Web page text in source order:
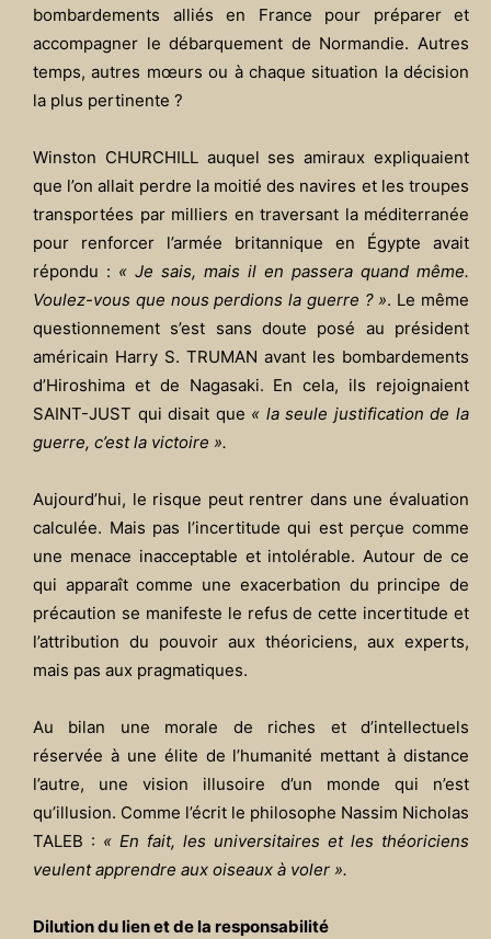
bombardements alliés en France pour préparer et
accompagner le débarquement de Normandie. Autres
temps, autres mœurs ou à chaque situation la décision
la plus pertinente ?
Winston CHURCHILL auquel ses amiraux expliquaient
que l’on allait perdre la moitié des navires et les troupes
transportées par milliers en traversant la méditerranée
pour renforcer l’armée britannique en Égypte avait
répondu : « Je sais, mais il en passera quand même.
Voulez-vous que nous perdions la guerre ? ». Le même
questionnement s’est sans doute posé au président
américain Harry S. TRUMAN avant les bombardements
d’Hiroshima et de Nagasaki. En cela, ils rejoignaient
SAINT-JUST qui disait que « la seule justification de la
guerre, c’est la victoire ».
Aujourd’hui, le risque peut rentrer dans une évaluation
calculée. Mais pas l’incertitude qui est perçue comme
une menace inacceptable et intolérable. Autour de ce
qui apparaît comme une exacerbation du principe de
précaution se manifeste le refus de cette incertitude et
l’attribution du pouvoir aux théoriciens, aux experts,
mais pas aux pragmatiques.
Au bilan une morale de riches et d’intellectuels
réservée à une élite de l’humanité mettant à distance
l’autre, une vision illusoire d’un monde qui n’est
qu’illusion. Comme l’écrit le philosophe Nassim Nicholas
TALEB : « En fait, les universitaires et les théoriciens
veulent apprendre aux oiseaux à voler ».
Dilution du lien et de la responsabilité